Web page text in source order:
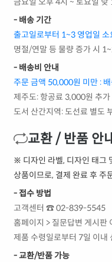
- 배송 기간
출고일로부터 1~3 영업일 소
명절/연말 등 물량 증가 시
- 배송비 안내
주문 금액 50,000원 미만 :
제주도: 항공료 3,000원 추가
도서 산간지역: 도선료 별도
교환 / 반품 안
※ 디자인 라벨, 디자인 태그
상품이므로, 결제 완료 후 주
- 접수 방법
고객센터 ☎ 02-839-5545
홈페이지 > 질문답변 게시판
제품 수령일로부터 7일 이내
- 교환/반품 가능